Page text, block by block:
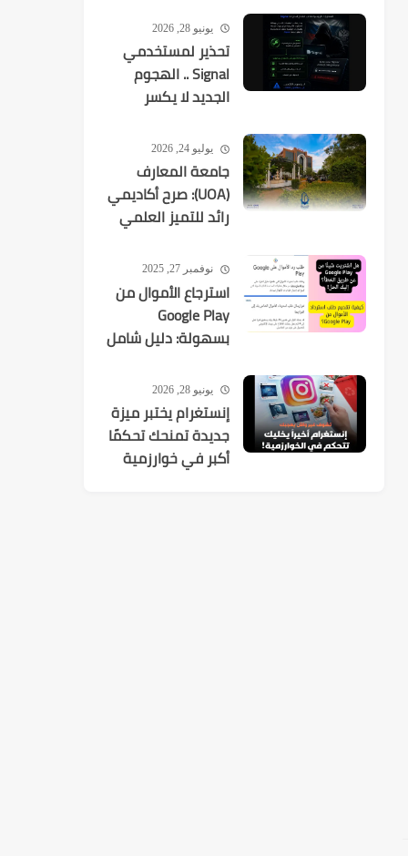
يونيو 28, 2026
تحذير لمستخدمي
Signal .. الهجوم
الجديد لا يكسر
يستهدفك
يوليو 24, 2026
جامعة المعارف
(UOA): صرح أكاديمي
رائد للتميز العلمي
نوفمبر 27, 2025
استرجاع الأموال من
Google Play
بسهولة: دليل شامل
يونيو 28, 2026
إنستغرام يختبر ميزة
جديدة تمنحك تحكمًا
أكبر في خوارزمية